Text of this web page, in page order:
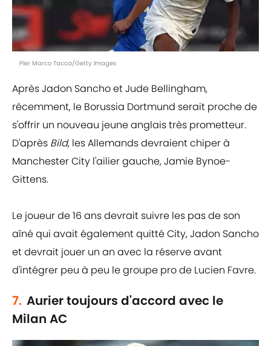
Pier Marco Tacca/Getty Images
Après Jadon Sancho et Jude Bellingham,
récemment, le Borussia Dortmund serait proche de
s'offrir un nouveau jeune anglais très prometteur.
D'après Bild, les Allemands devraient chiper à
Manchester City l'ailier gauche, Jamie Bynoe-
Gittens.
Le joueur de 16 ans devrait suivre les pas de son
aîné qui avait également quitté City, Jadon Sancho
et devrait jouer un an avec la réserve avant
d'intégrer peu à peu le groupe pro de Lucien Favre.
7. Aurier toujours d'accord avec le
Milan AC